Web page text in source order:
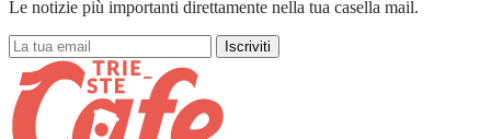
Le notizie più importanti direttamente nella tua casella mail.
Iscriviti